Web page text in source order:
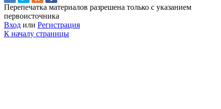
Перепечатка материалов разрешена только с указанием
первоисточника
Вход или Регистрация
К началу страницы